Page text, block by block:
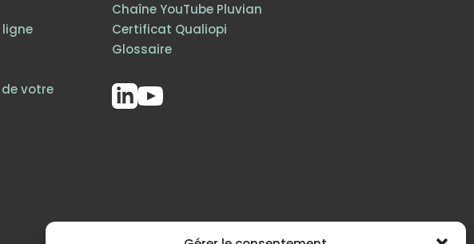
ligne
votre
Chaîne YouTube Pluvian
Certificat Qualiopi
Glossaire